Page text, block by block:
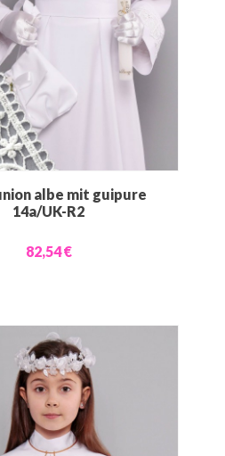
albe mit guipure
14a/UK-R2
82,54 €